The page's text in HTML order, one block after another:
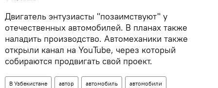
Двигатель энтузиасты "позаимствуют" у
отечественных автомобилей. В планах также
наладить производство. Автомеханики также
открыли канал на YouTube, через который
собираются продвигать свой проект.
В Узбекистане автор автомобиль автомобили